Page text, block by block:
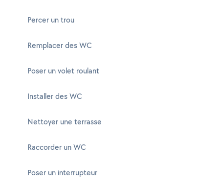
Percer un trou
Remplacer des WC
Poser un volet roulant
Installer des WC
Nettoyer une terrasse
Raccorder un WC
Poser un interrupteur